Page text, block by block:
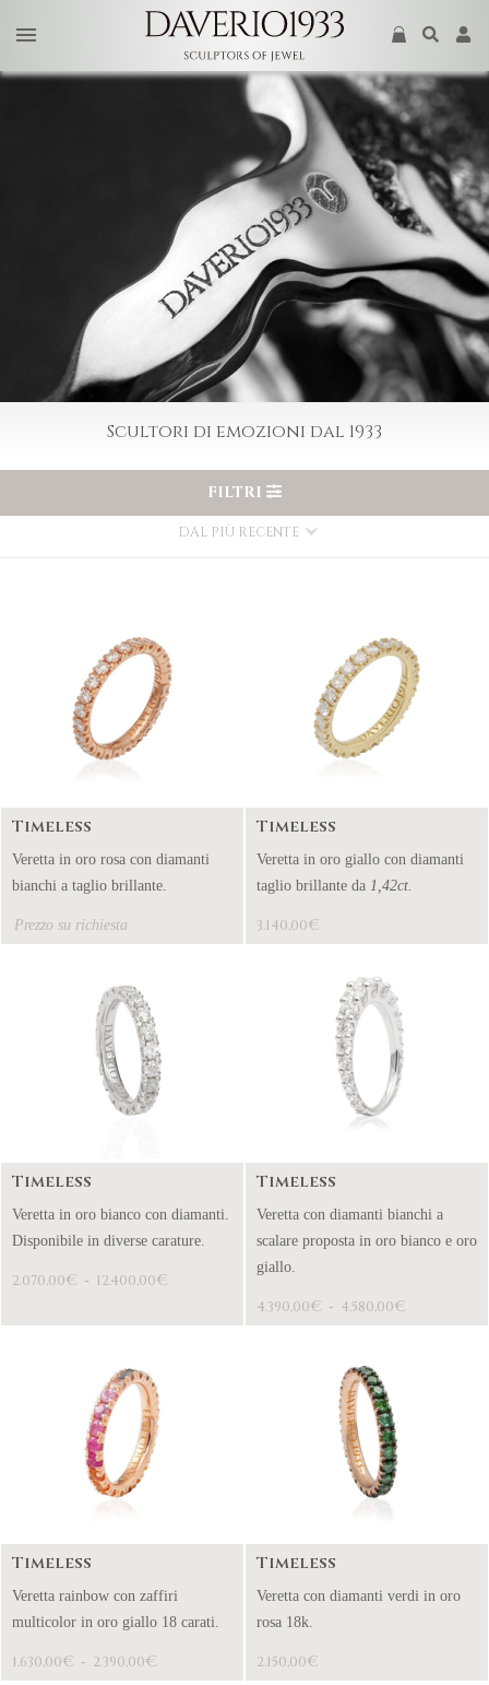
Scultori di emozioni dal 1933
DAL PIÙ RECENTE
Timeless
Veretta in oro rosa con diamanti
bianchi a taglio brillante.
Prezzo su richiesta
Timeless
Veretta in oro giallo con diamanti
taglio brillante da 1,42ct.
3.140,00€
Timeless
Veretta in oro bianco con diamanti.
Disponibile in diverse carature.
2.070,00€ - 12.400,00€
Timeless
Veretta con diamanti bianchi a
scalare proposta in oro bianco e oro
giallo.
4.390,00€ - 4.580,00€
Timeless
Veretta rainbow con zaffiri
multicolor in oro giallo 18 carati.
1.630,00€ - 2.390,00€
Timeless
Veretta con diamanti verdi in oro
rosa 18k.
2.150,00€
FILTRI